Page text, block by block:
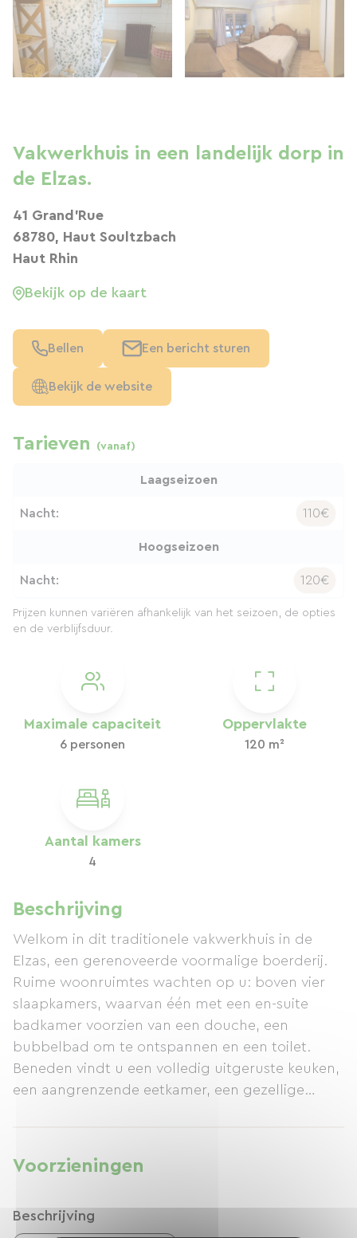
Maximale capaciteit
6 personen
Oppervlakte
120 m²
Aantal kamers
4
Beschrijving
Welkom in dit traditionele vakwerkhuis in de
Elzas, een gerenoveerde voormalige boerderij.
Ruime woonruimtes wachten op u: boven vier
slaapkamers, waarvan één met een en-suite
badkamer voorzien van een douche, een
bubbelbad om te ontspannen en een toilet.
Beneden vindt u een volledig uitgeruste keuken,
een aangrenzende eetkamer, een gezellige
bad/douchecombinatie en een apart toilet.
Buiten kunt u ontspannen op het terras en in de
Er is een overdekte fietsenstalling en een
Voorzieningen
Beschrijving
Vakwerkhuis in een landelijk dorp in
de Elzas.
41 Grand'Rue
68780, Haut Soultzbach
Haut Rhin
Bekijk op de kaart
Bellen Een bericht sturen
Bekijk de website
Tarieven (vanaf)
Laagseizoen
Nacht: 110€
Hoogseizoen
Nacht: 120€
Prijzen kunnen variëren afhankelijk van het seizoen, de opties
en de verblijfsduur.